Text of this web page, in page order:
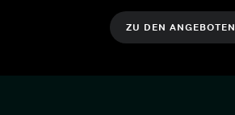
ZU DEN ANGEBOTEN